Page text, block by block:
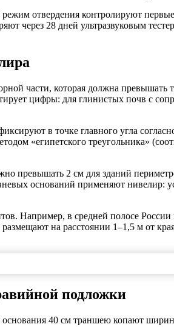
отвердения контролируют
через 28 дней ультразвуковым
части, которая должна превышать
цифры: для глинистых почв с
в точке главного угла
«египетского треугольника»
превышать 2 см для зданий
оснований применяют нивелир:
Например, в средней полосе России
на расстоянии 1–1,5 м от
подложки
40 см траншею копают